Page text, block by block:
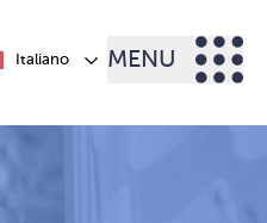
Italiano MENU